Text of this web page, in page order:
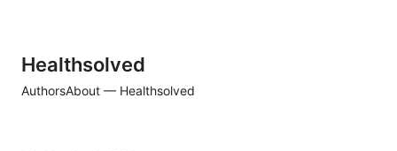
Healthsolved
AuthorsAbout — Healthsolved